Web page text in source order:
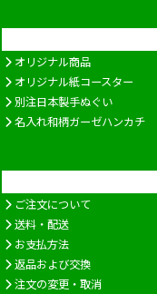
オリジナル商品
オリジナル紙コースター
別注日本製手ぬぐい
名入れ和柄ガーゼハンカチ
ご注文について
送料・配送
お支払方法
返品および交換
注文の変更・取消